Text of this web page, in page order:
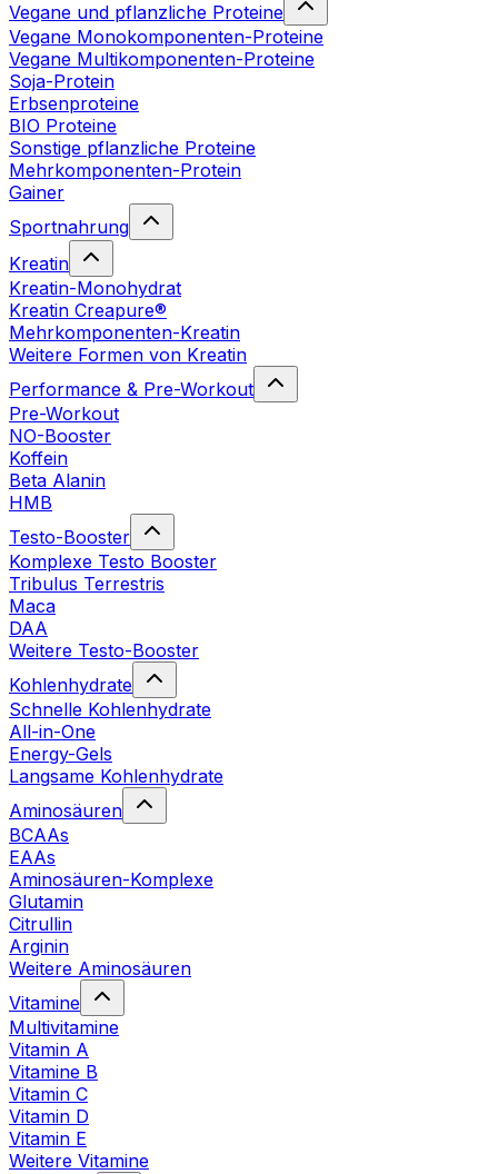
Vegane und pflanzliche Proteine
Vegane Monokomponenten-Proteine
Vegane Multikomponenten-Proteine
Soja-Protein
Erbsenproteine
BIO Proteine
Sonstige pflanzliche Proteine
Mehrkomponenten-Protein
Gainer
Sportnahrung
Kreatin
Kreatin-Monohydrat
Kreatin Creapure®
Mehrkomponenten-Kreatin
Weitere Formen von Kreatin
Performance & Pre-Workout
Pre-Workout
NO-Booster
Koffein
Beta Alanin
HMB
Testo-Booster
Komplexe Testo Booster
Tribulus Terrestris
Maca
DAA
Weitere Testo-Booster
Kohlenhydrate
Schnelle Kohlenhydrate
All-in-One
Energy-Gels
Langsame Kohlenhydrate
Aminosäuren
BCAAs
EAAs
Aminosäuren-Komplexe
Glutamin
Citrullin
Arginin
Weitere Aminosäuren
Vitamine
Multivitamine
Vitamin A
Vitamine B
Vitamin C
Vitamin D
Vitamin E
Weitere Vitamine